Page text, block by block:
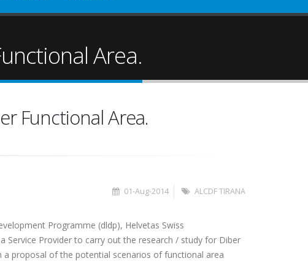
Area.
Functional Area.
01-Aug-2014 ALCDF TIRANA
Programme (dldp), Helvetas Swiss
Service Provider to carry out the research / study for Diber
proposal of the potential scenarios of functional area